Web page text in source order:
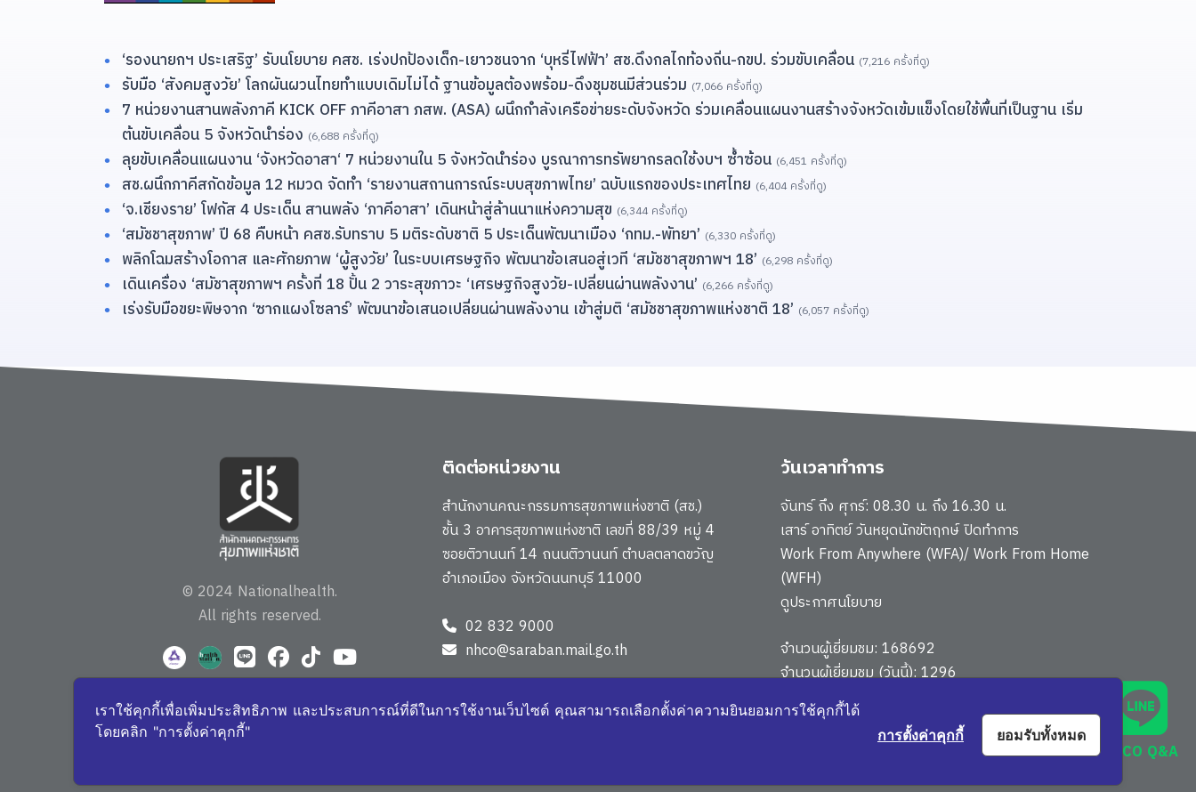
‘รองนายกฯ ประเสริฐ’ รับนโยบาย คสช. เร่งปกป้องเด็ก-เยาวชนจาก ‘บุหรี่ไฟฟ้า’ สช.ดึงกลไกท้องถิ่น-กขป. ร่วมขับเคลื่อน (7,216 ครั้งที่ดู)
รับมือ ‘สังคมสูงวัย’ โลกผันผวนไทยทำแบบเดิมไม่ได้ ฐานข้อมูลต้องพร้อม-ดึงชุมชนมีส่วนร่วม (7,066 ครั้งที่ดู)
7 หน่วยงานสานพลังภาคี KICK OFF ภาคีอาสา ภสพ. (ASA) ผนึกกำลังเครือข่ายระดับจังหวัด ร่วมเคลื่อนแผนงานสร้างจังหวัดเข้มแข็งโดยใช้พื้นที่เป็นฐาน เริ่ม
ต้นขับเคลื่อน 5 จังหวัดนำร่อง (6,688 ครั้งที่ดู)
ลุยขับเคลื่อนแผนงาน ‘จังหวัดอาสา‘ 7 หน่วยงานใน 5 จังหวัดนำร่อง บูรณาการทรัพยากรลดใช้งบฯ ซ้ำซ้อน (6,451 ครั้งที่ดู)
สช.ผนึกภาคีสกัดข้อมูล 12 หมวด จัดทำ ‘รายงานสถานการณ์ระบบสุขภาพไทย’ ฉบับแรกของประเทศไทย (6,404 ครั้งที่ดู)
‘จ.เชียงราย’ โฟกัส 4 ประเด็น สานพลัง ‘ภาคีอาสา’ เดินหน้าสู่ล้านนาแห่งความสุข (6,344 ครั้งที่ดู)
‘สมัชชาสุขภาพ’ ปี 68 คืบหน้า คสช.รับทราบ 5 มติระดับชาติ 5 ประเด็นพัฒนาเมือง ‘กทม.-พัทยา’ (6,330 ครั้งที่ดู)
พลิกโฉมสร้างโอกาส และศักยภาพ ‘ผู้สูงวัย’ ในระบบเศรษฐกิจ พัฒนาข้อเสนอสู่เวที ‘สมัชชาสุขภาพฯ 18’ (6,298 ครั้งที่ดู)
เดินเครื่อง ‘สมัชาสุขภาพฯ ครั้งที่ 18 ปั้น 2 วาระสุขภาวะ ‘เศรษฐกิจสูงวัย-เปลี่ยนผ่านพลังงาน’ (6,266 ครั้งที่ดู)
เร่งรับมือขยะพิษจาก ‘ซากแผงโซลาร์’ พัฒนาข้อเสนอเปลี่ยนผ่านพลังงาน เข้าสู่มติ ‘สมัชชาสุขภาพแห่งชาติ 18’ (6,057 ครั้งที่ดู)
© 2024 Nationalhealth.
All rights reserved.
ติดต่อหน่วยงาน
สำนักงานคณะกรรมการสุขภาพแห่งชาติ (สช.)
ชั้น 3 อาคารสุขภาพแห่งชาติ เลขที่ 88/39 หมู่ 4
ซอยติวานนท์ 14 ถนนติวานนท์ ตำบลตลาดขวัญ
อำเภอเมือง จังหวัดนนทบุรี 11000
02 832 9000
nhco@saraban.mail.go.th
วันเวลาทำการ
จันทร์ ถึง ศุกร์: 08.30 น. ถึง 16.30 น.
เสาร์ อาทิตย์ วันหยุดนักขัตฤกษ์ ปิดทำการ
Work From Anywhere (WFA)/ Work From Home
(WFH)
ดูประกาศนโยบาย
จำนวนผู้เยี่ยมชม: 168692
จำนวนผู้เยี่ยมชม (วันนี้): 1296
แผนผังเว็บไซต์
NHCO Q&A
เราใช้คุกกี้เพื่อเพิ่มประสิทธิภาพ และประสบการณ์ที่ดีในการใช้งานเว็บไซต์ คุณสามารถเลือกตั้งค่าความยินยอมการใช้คุกกี้ได้
โดยคลิก "การตั้งค่าคุกกี้"
ยอมรับทั้งหมด
การตั้งค่าคุกกี้